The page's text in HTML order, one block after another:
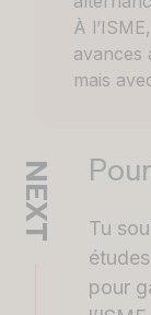
À
avances
mais
NEXT
Tu
pour